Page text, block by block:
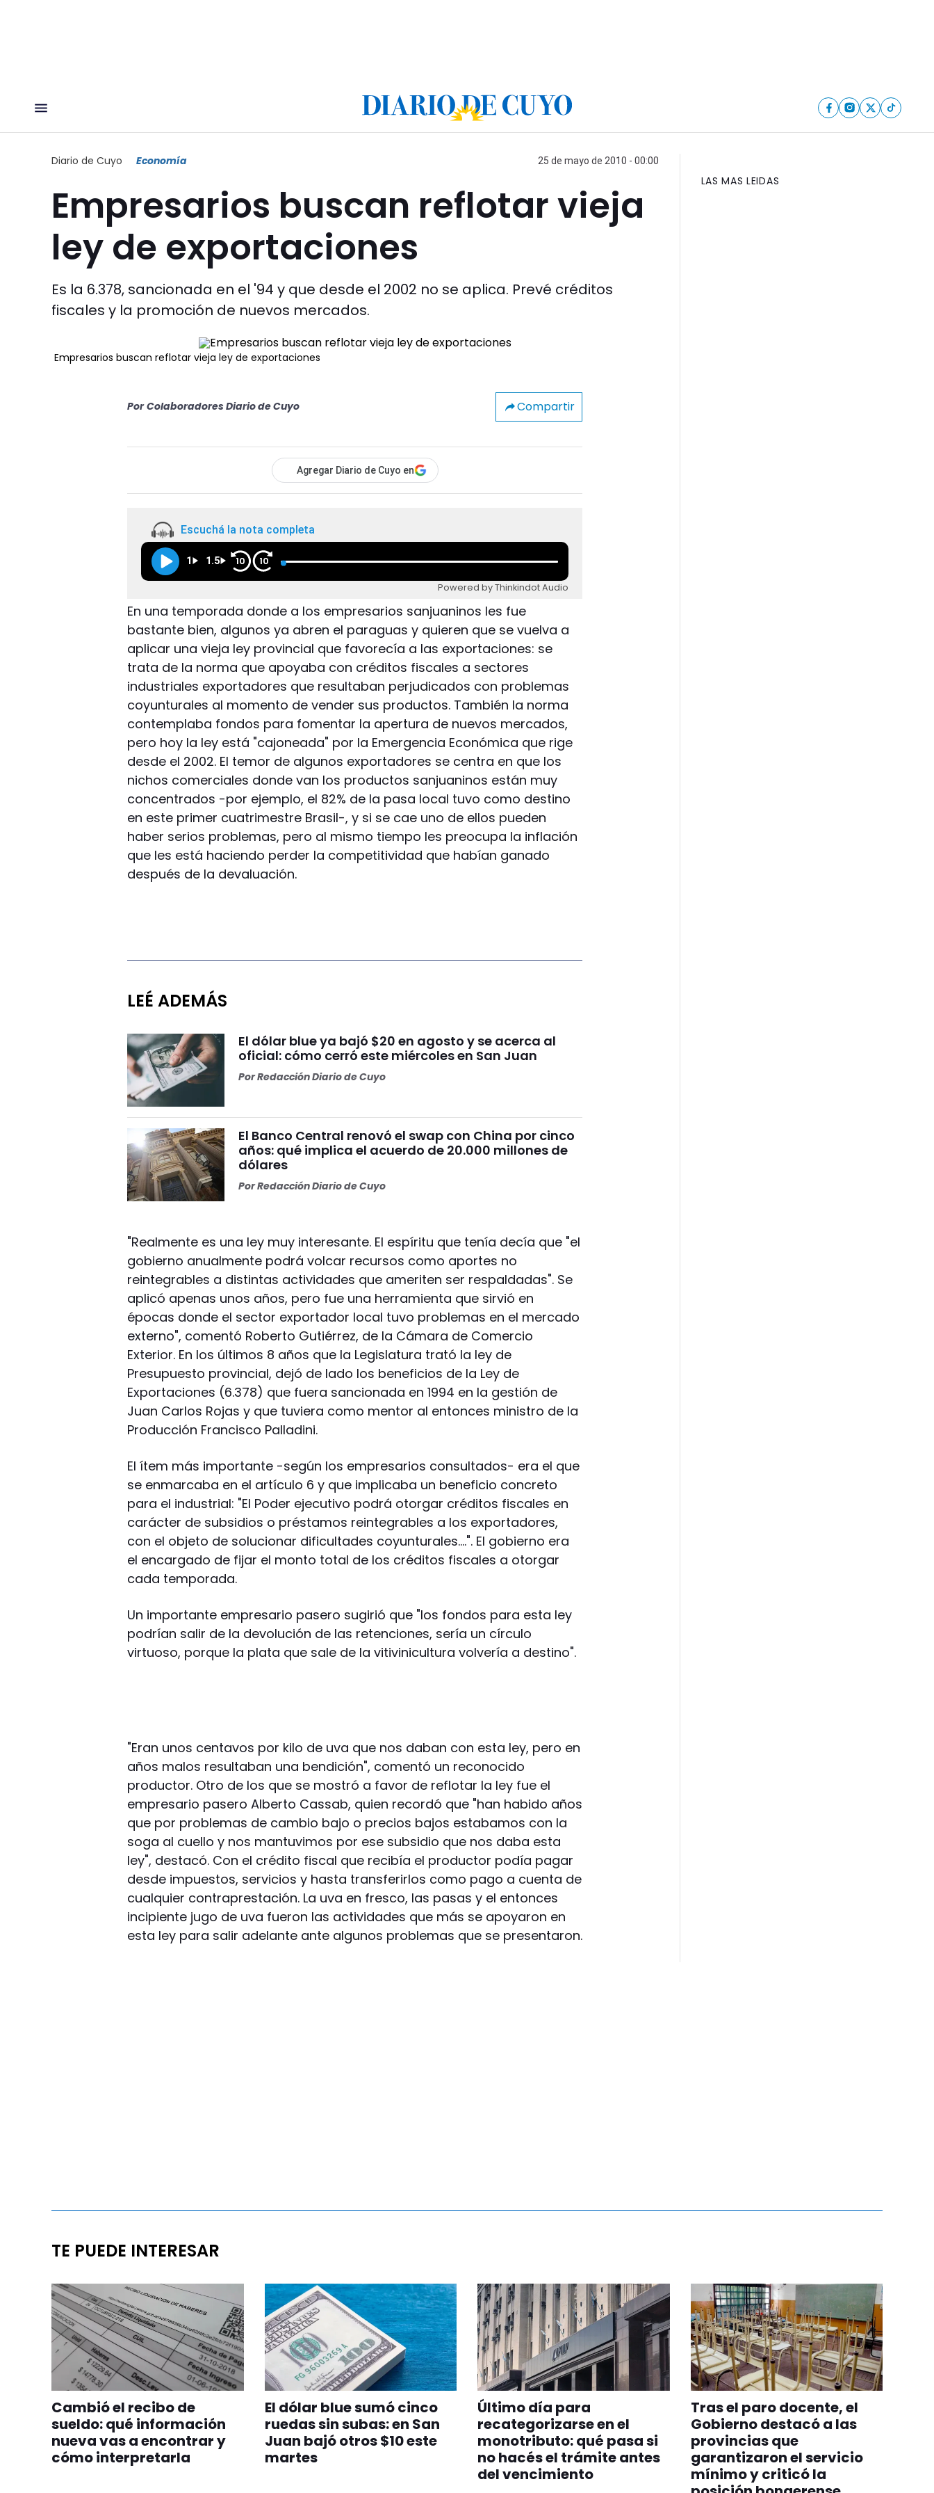
Diario de Cuyo Economía 25 de mayo de 2010 - 00:00
Empresarios buscan reflotar vieja
ley de exportaciones
Es la 6.378, sancionada en el '94 y que desde el 2002 no se aplica. Prevé créditos
fiscales y la promoción de nuevos mercados.
Empresarios buscan reflotar vieja ley de exportaciones
Por Colaboradores Diario de Cuyo Compartir
Agregar Diario de Cuyo en
Escuchá la nota completa
1 1.5 10 10
Powered by Thinkindot Audio
En una temporada donde a los empresarios sanjuaninos les fue
bastante bien, algunos ya abren el paraguas y quieren que se vuelva a
aplicar una vieja ley provincial que favorecía a las exportaciones: se
trata de la norma que apoyaba con créditos fiscales a sectores
industriales exportadores que resultaban perjudicados con problemas
coyunturales al momento de vender sus productos. También la norma
contemplaba fondos para fomentar la apertura de nuevos mercados,
pero hoy la ley está "cajoneada" por la Emergencia Económica que rige
desde el 2002. El temor de algunos exportadores se centra en que los
nichos comerciales donde van los productos sanjuaninos están muy
concentrados -por ejemplo, el 82% de la pasa local tuvo como destino
en este primer cuatrimestre Brasil-, y si se cae uno de ellos pueden
haber serios problemas, pero al mismo tiempo les preocupa la inflación
que les está haciendo perder la competitividad que habían ganado
después de la devaluación.
LEÉ ADEMÁS
El dólar blue ya bajó $20 en agosto y se acerca al
oficial: cómo cerró este miércoles en San Juan
PorRedacción Diario de Cuyo
El Banco Central renovó el swap con China por cinco
años: qué implica el acuerdo de 20.000 millones de
dólares
PorRedacción Diario de Cuyo
"Realmente es una ley muy interesante. El espíritu que tenía decía que "el
gobierno anualmente podrá volcar recursos como aportes no
reintegrables a distintas actividades que ameriten ser respaldadas". Se
aplicó apenas unos años, pero fue una herramienta que sirvió en
épocas donde el sector exportador local tuvo problemas en el mercado
externo", comentó Roberto Gutiérrez, de la Cámara de Comercio
Exterior. En los últimos 8 años que la Legislatura trató la ley de
Presupuesto provincial, dejó de lado los beneficios de la Ley de
Exportaciones (6.378) que fuera sancionada en 1994 en la gestión de
Juan Carlos Rojas y que tuviera como mentor al entonces ministro de la
Producción Francisco Palladini.
El ítem más importante -según los empresarios consultados- era el que
se enmarcaba en el artículo 6 y que implicaba un beneficio concreto
para el industrial: "El Poder ejecutivo podrá otorgar créditos fiscales en
carácter de subsidios o préstamos reintegrables a los exportadores,
con el objeto de solucionar dificultades coyunturales….". El gobierno era
el encargado de fijar el monto total de los créditos fiscales a otorgar
cada temporada.
Un importante empresario pasero sugirió que "los fondos para esta ley
podrían salir de la devolución de las retenciones, sería un círculo
virtuoso, porque la plata que sale de la vitivinicultura volvería a destino".
"Eran unos centavos por kilo de uva que nos daban con esta ley, pero en
años malos resultaban una bendición", comentó un reconocido
productor. Otro de los que se mostró a favor de reflotar la ley fue el
empresario pasero Alberto Cassab, quien recordó que "han habido años
que por problemas de cambio bajo o precios bajos estabamos con la
soga al cuello y nos mantuvimos por ese subsidio que nos daba esta
ley", destacó. Con el crédito fiscal que recibía el productor podía pagar
desde impuestos, servicios y hasta transferirlos como pago a cuenta de
cualquier contraprestación. La uva en fresco, las pasas y el entonces
incipiente jugo de uva fueron las actividades que más se apoyaron en
esta ley para salir adelante ante algunos problemas que se presentaron.
LAS MAS LEIDAS
TE PUEDE INTERESAR
Cambió el recibo de
sueldo: qué información
nueva vas a encontrar y
cómo interpretarla
El dólar blue sumó cinco
ruedas sin subas: en San
Juan bajó otros $10 este
martes
Último día para
recategorizarse en el
monotributo: qué pasa si
no hacés el trámite antes
del vencimiento
Tras el paro docente, el
Gobierno destacó a las
provincias que
garantizaron el servicio
mínimo y criticó la